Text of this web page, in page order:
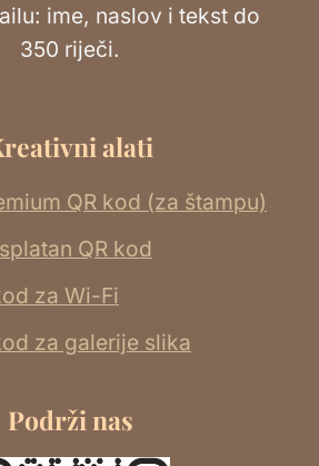
ime, naslov i tekst do
350 riječi.
alati
QR kod (za štampu)
QR kod
za Wi-Fi
za galerije slika
Podrži nas